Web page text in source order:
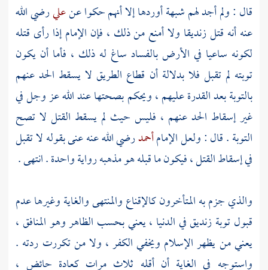
قال : ولم أجد لهم شبهة أوردها إلا أنهم حكوا عنعليرضي الله
عنه أنه قتل زنديقا ولا أمنع من ذلك ، فإن الإمام إذا رأى قتله
لكونه ساعيا في الأرض بالفساد ساغ له ذلك ، فأما أن يكون
توبته لم تقبل فلا بدلالة أن قطاع الطريق لا يسقط الحد عنهم
بالتوبة بعد القدرة عليهم ، ويحكم بصحتها عند الله عز وجل في
غير إسقاط الحد عنهم ، فليس حيث لم يسقط القتل لا تصح
التوبة . قال : ولعل الإمامأحمدرضي الله عنه عنى بقوله لا تقبل
في إسقاط القتل ، فيكون ما قبله هو مذهبه رواية واحدة . انتهى .
والذي جزم به المتأخرون كالإقناع والمنتهى والغاية وغيرها عدم
قبول توبة زنديق في الدنيا ، يعني بحسب الظاهر وهو المنافق ،
يعني من يظهر الإسلام ويخفي الكفر ، ولا من تكررت ردته .
واستوجه في الغاية أن أقله ثلاث مرات كعادة حائض ،